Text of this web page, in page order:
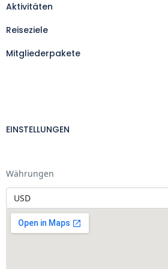
Aktivitäten
Reiseziele
Mitgliederpakete
EINSTELLUNGEN
Währungen